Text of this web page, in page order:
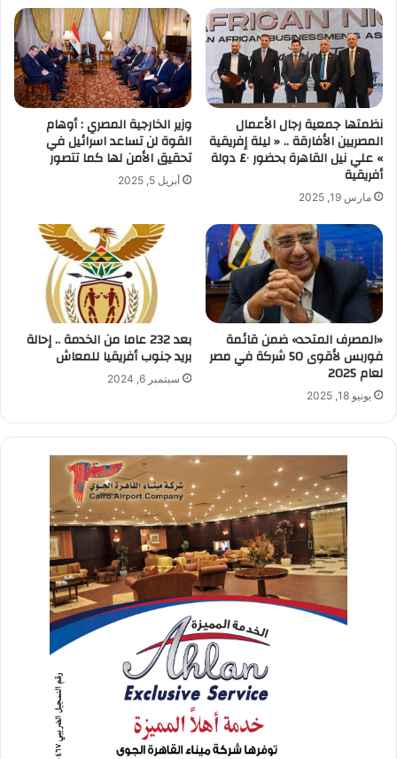
نظمتها جمعية رجال الأعمال
المصريين الأفارقة .. « ليلة إفريقية
» علي نيل القاهرة بحضور ٤٠ دولة
أفريقية
مارس 19, 2025
وزير الخارجية المصري : أوهام
القوة لن تساعد اسرائيل في
تحقيق الأمن لها كما تتصور
أبريل 5, 2025
«المصرف المتحد» ضمن قائمة
فوربس لأقوى 50 شركة في مصر
لعام 2025
يونيو 18, 2025
بعد 232 عاما من الخدمة .. إحالة
بريد جنوب أفريقيا للمعاش
سبتمبر 6, 2024